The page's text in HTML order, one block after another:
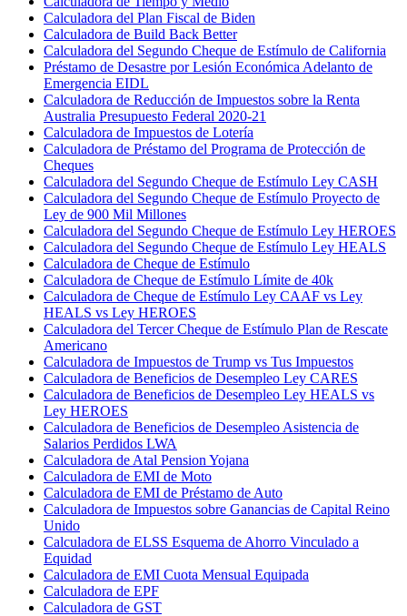
Calculadora del Plan Fiscal de Biden
Calculadora de Build Back Better
Calculadora del Segundo Cheque de Estímulo de California
Préstamo de Desastre por Lesión Económica Adelanto de
Emergencia EIDL
Calculadora de Reducción de Impuestos sobre la Renta
Australia Presupuesto Federal 2020-21
Calculadora de Impuestos de Lotería
Calculadora de Préstamo del Programa de Protección de
Cheques
Calculadora del Segundo Cheque de Estímulo Ley CASH
Calculadora del Segundo Cheque de Estímulo Proyecto de
Ley de 900 Mil Millones
Calculadora del Segundo Cheque de Estímulo Ley HEROES
Calculadora del Segundo Cheque de Estímulo Ley HEALS
Calculadora de Cheque de Estímulo
Calculadora de Cheque de Estímulo Límite de 40k
Calculadora de Cheque de Estímulo Ley CAAF vs Ley
HEALS vs Ley HEROES
Calculadora del Tercer Cheque de Estímulo Plan de Rescate
Americano
Calculadora de Impuestos de Trump vs Tus Impuestos
Calculadora de Beneficios de Desempleo Ley CARES
Calculadora de Beneficios de Desempleo Ley HEALS vs
Ley HEROES
Calculadora de Beneficios de Desempleo Asistencia de
Salarios Perdidos LWA
Calculadora de Atal Pension Yojana
Calculadora de EMI de Moto
Calculadora de EMI de Préstamo de Auto
Calculadora de Impuestos sobre Ganancias de Capital Reino
Unido
Calculadora de ELSS Esquema de Ahorro Vinculado a
Equidad
Calculadora de EMI Cuota Mensual Equipada
Calculadora de EPF
Calculadora de GST